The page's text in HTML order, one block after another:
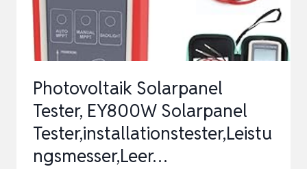
TESTER
MIT
LCD
H…
Photovoltaik Solarpanel
Tester, EY800W Solarpanel
Tester,installationstester,Leistu
ngsmesser,Leer…